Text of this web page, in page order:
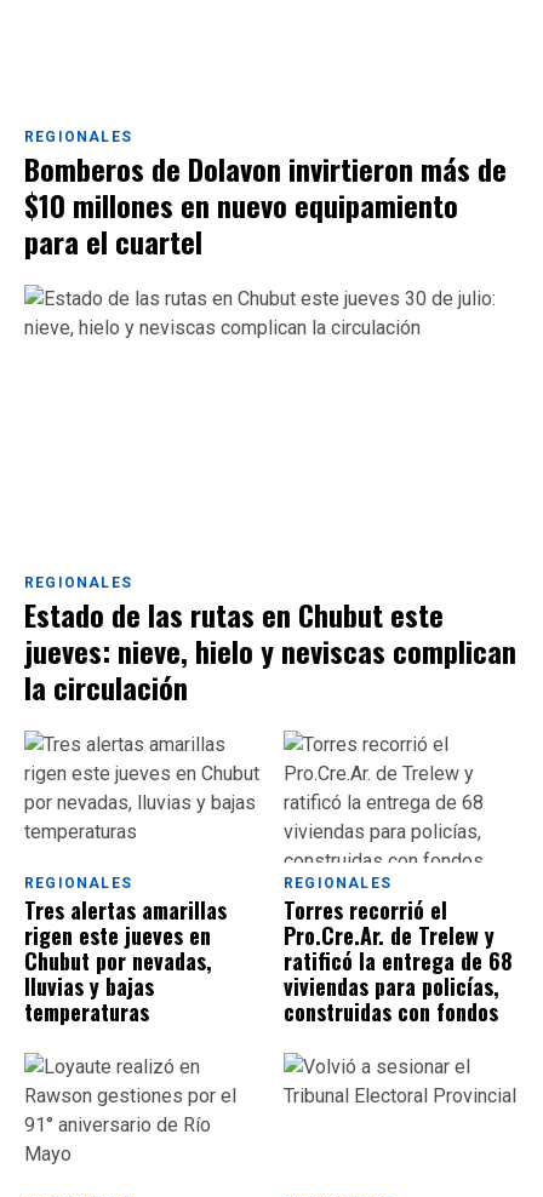
REGIONALES
Bomberos de Dolavon invirtieron más de
$10 millones en nuevo equipamiento
para el cuartel
REGIONALES
Estado de las rutas en Chubut este
jueves: nieve, hielo y neviscas complican
la circulación
REGIONALES
Tres alertas amarillas
rigen este jueves en
Chubut por nevadas,
lluvias y bajas
temperaturas
REGIONALES
Torres recorrió el
Pro.Cre.Ar. de Trelew y
ratificó la entrega de 68
viviendas para policías,
construidas con fondos